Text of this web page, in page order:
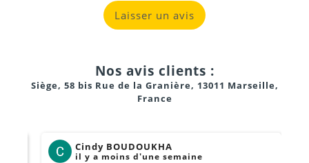
: Seulement 210 g (très léger sur l'instrument).
Laisser un avis
Nos avis clients :
Siège, 58 bis Rue de la Granière, 13011 Marseille,
France
Cindy BOUDOUKHA
il y a moins d'une semaine